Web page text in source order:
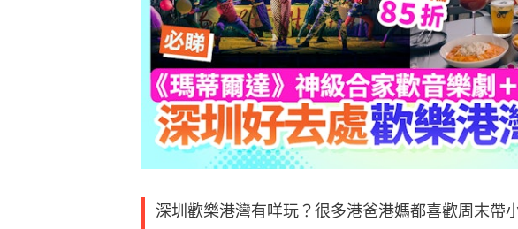
深圳歡樂港灣有咩玩？很多港爸港媽都喜歡周末帶